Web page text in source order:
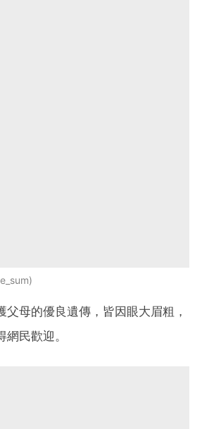
父母的優良遺傳，皆因眼大眉粗，
民歡迎。